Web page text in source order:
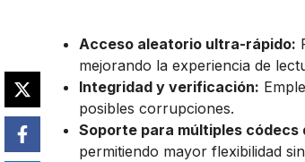
Acceso aleatorio ultra-rápido:
mejorando la experiencia de
Integridad y verificación:
posibles corrupciones.
Soporte para múltiples códecs
permitiendo mayor flexibilidad